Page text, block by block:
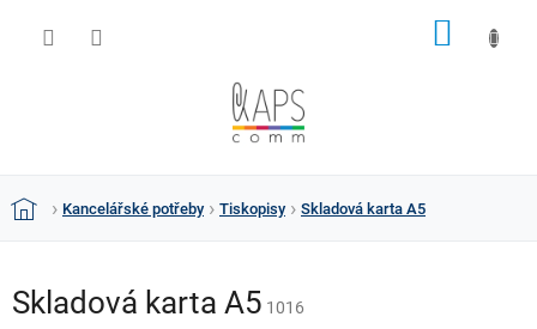
DomůKancelářské potřeby Tiskopisy Skladová karta A5
Skladová karta A5 1016